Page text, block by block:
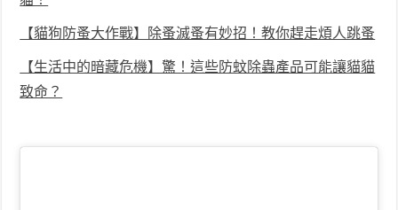
【貓狗防蚤大作戰】除蚤滅蚤有妙招！教你趕走煩人跳蚤
【生活中的暗藏危機】驚！這些防蚊除蟲產品可能讓貓貓
致命？